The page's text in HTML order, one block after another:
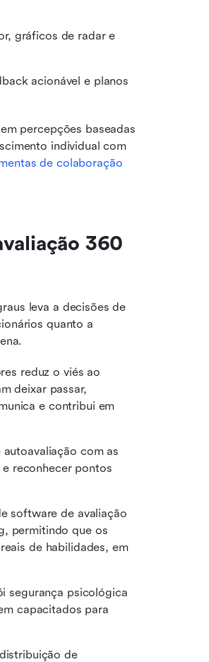
gráficos de radar e
acionável e planos
percepções baseadas
individual com
de colaboração
360
leva a decisões de
quanto a
reduz o viés ao
deixar passar,
e contribui em
com as
reconhecer pontos
software de avaliação
permitindo que os
de habilidades, em
segurança psicológica
capacitados para
de